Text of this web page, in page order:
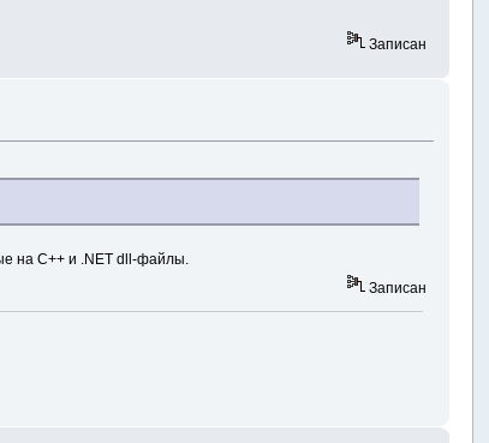
Записан
на C++ и .NET dll-файлы.
Записан